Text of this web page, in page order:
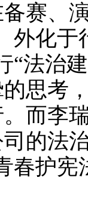
赛、
外化
“法治
思考
而李
的法
春护